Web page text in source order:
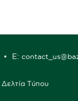
E:
Δελτία Τύπου